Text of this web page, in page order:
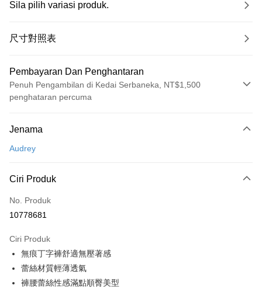
Sila pilih variasi produk.
尺寸對照表
Pembayaran Dan Penghantaran
Penuh Pengambilan di Kedai Serbaneka, NT$1,500
penghataran percuma
Kad Kredit (Bayaran Penuh)
Pengambilan di Kedai Serbaneka
LINE Pay
Apple Pay
Easy Wallet
Google Pay
PXPay Plus
Plus PAY
Jenama
Audrey
Ciri Produk
No. Produk
10778681
Ciri Produk
無痕丁字褲舒適無壓著感
蕾絲材質輕薄透氣
褲腰蕾絲性感滿點順臀美型